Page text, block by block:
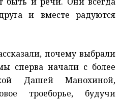
и вместе радуются
почему выбрали
сперва начали с более
Дашей Манохиной,
троеборье, будучи